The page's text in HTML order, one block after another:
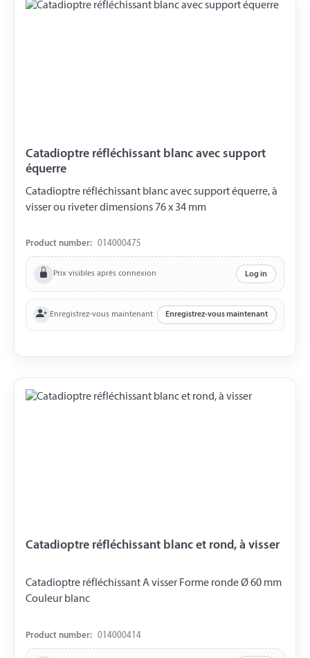
Catadioptre réfléchissant blanc avec support
équerre
Catadioptre réfléchissant blanc avec support équerre, à
visser ou riveter dimensions 76 x 34 mm
Product number: 014000475
Prix visibles après connexion Log in
Enregistrez-vous maintenant Enregistrez-vous maintenant
Catadioptre réfléchissant blanc et rond, à visser
Catadioptre réfléchissant A visser Forme ronde Ø 60 mm
Couleur blanc
Product number: 014000414